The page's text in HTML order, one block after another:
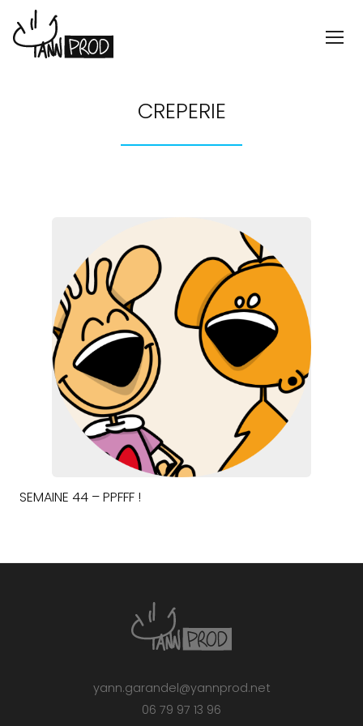
CREPERIE
SEMAINE 44 – PPFFF !
yann.garandel@yannprod.net
06 79 97 13 96